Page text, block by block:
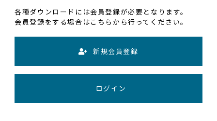
各種ダウンロードには会員登録が必要となります。
会員登録をする場合はこちらから行ってください。
新規会員登録
ログイン